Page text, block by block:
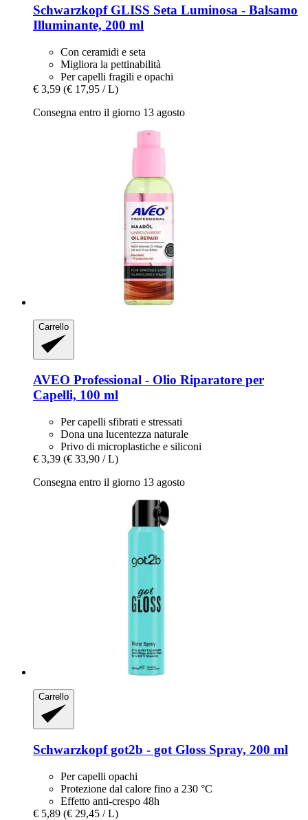
SchwarzkopfGLISS Seta Luminosa -​ Balsamo
Illuminante, 200 ml
Con ceramidi e seta
Migliora la pettinabilità
Per capelli fragili e opachi
€ 3,59 (€ 17,95 / L)
Consegna entro il giorno 13 agosto
Carrello
AVEO Professional -​ Olio Riparatore per
Capelli, 100 ml
Per capelli sfibrati e stressati
Dona una lucentezza naturale
Privo di microplastiche e siliconi
€ 3,39 (€ 33,90 / L)
Consegna entro il giorno 13 agosto
Carrello
Schwarzkopfgot2b -​ got Gloss Spray, 200 ml
Per capelli opachi
Protezione dal calore fino a 230 °C
Effetto anti-crespo 48h
€ 5,89 (€ 29,45 / L)